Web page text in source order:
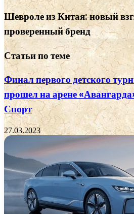
Шевроле из Китая: новый
проверенный бренд
Статьи по теме
Финал первого детского
прошел на арене
Спорт
27.03.2023